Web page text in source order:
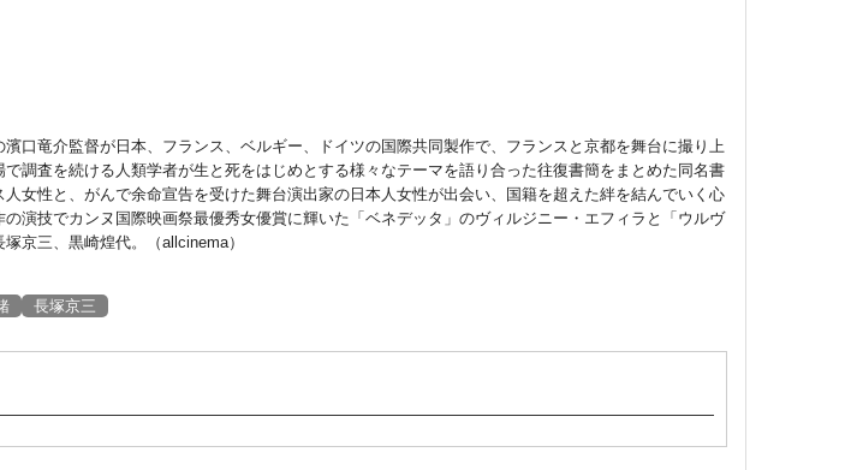
濱口竜介監督が日本、フランス、ベルギー、ドイツの国際共同製作で、フランスと京都を舞台に撮り上
調査を続ける人類学者が生と死をはじめとする様々なテーマを語り合った往復書簡をまとめた同名書
女性と、がんで余命宣告を受けた舞台演出家の日本人女性が出会い、国籍を超えた絆を結んでいく心
演技でカンヌ国際映画祭最優秀女優賞に輝いた「ベネデッタ」のヴィルジニー・エフィラと「ウルヴ
京三、黒崎煌代。（allcinema）
長塚京三